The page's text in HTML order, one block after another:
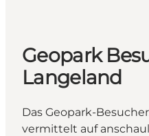
Geopark
Langeland
Das Geopark-
vermittelt auf